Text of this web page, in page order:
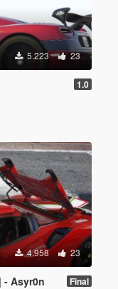
5.223 23
1.0
4.958 23
- Asyr0n Final